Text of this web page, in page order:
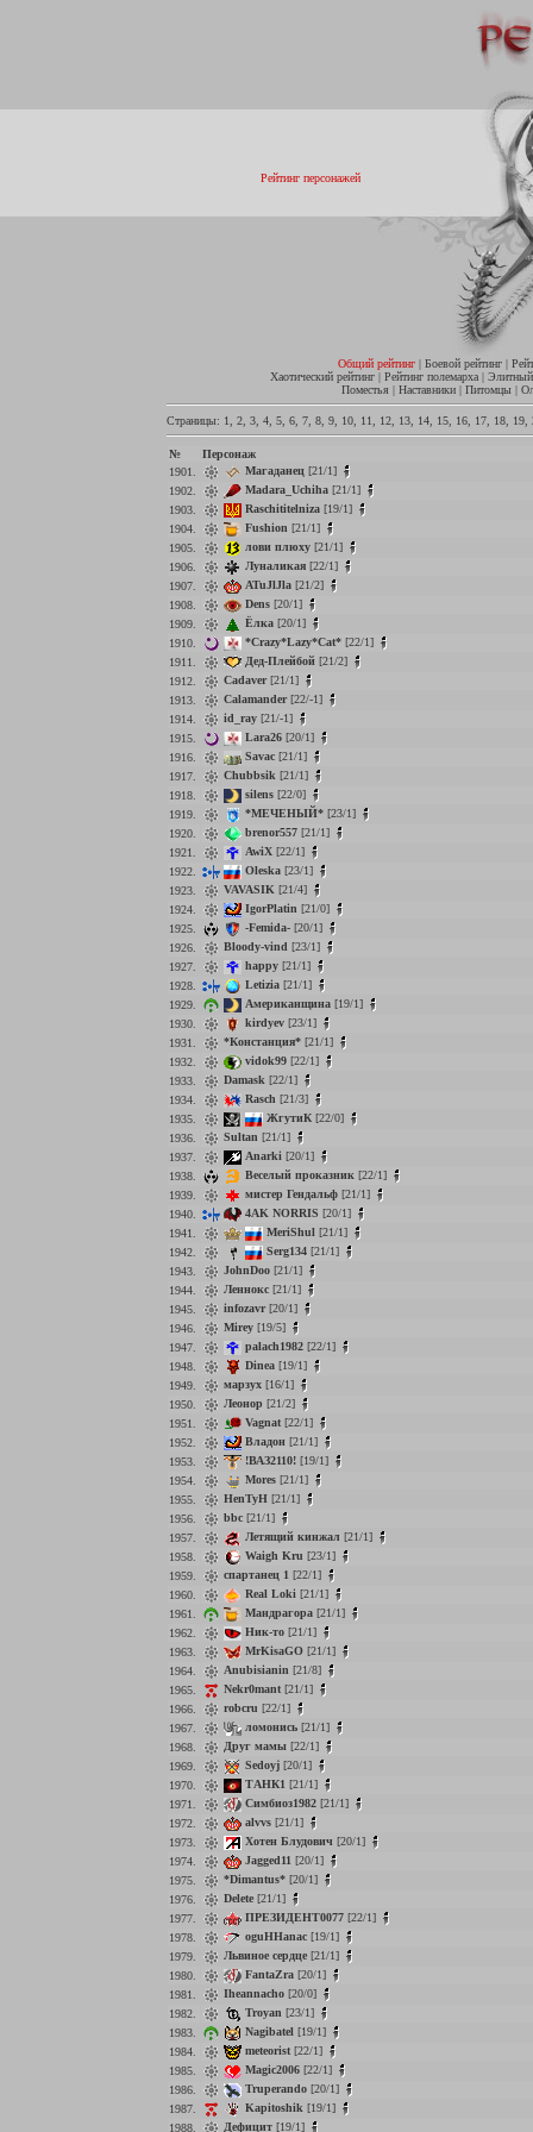
Рейтинг персонажей
Общий рейтинг| Боевой рейтинг|
Хаотический рейтинг| Рейтинг полемарха|
Поместья | Наставники | Питомцы |
Страницы: 1 2 3 4 5 6 7 8 9 10 11 12 13 14 15 16 17 18 19
№
Персонаж
1901.
Магаданец [21/1]
1902.
Madara_Uchiha [21/1]
1903.
Raschititelniza [19/1]
1904.
Fushion [21/1]
1905.
лови плюху [21/1]
1906.
Луналикая [22/1]
1907.
ATuJlJla [21/2]
1908.
Dens [20/1]
1909.
Ёлка [20/1]
1910.
*Crazy*Lazy*Cat* [22/1]
1911.
Дед-Плейбой [21/2]
1912.
Cadaver[21/1]
1913.
Calamander[22/-1]
1914.
id_ray [21/-1]
1915.
Lara26 [20/1]
1916.
Savac [21/1]
1917.
Chubbsik [21/1]
1918.
silens [22/0]
1919.
*МЕЧЕНЫЙ* [23/1]
1920.
brenor557 [21/1]
1921.
AwiX [22/1]
1922.
Oleska [23/1]
1923.
VAVASIK [21/4]
1924.
IgorPlatin [21/0]
1925.
-Femida- [20/1]
1926.
Bloody-vind [23/1]
1927.
happy [21/1]
1928.
Letizia [21/1]
1929.
Американщина [19/1]
1930.
kirdyev [23/1]
1931.
*Констанция* [21/1]
1932.
vidok99 [22/1]
1933.
Damask [22/1]
1934.
Rasch [21/3]
1935.
ЖгутиК [22/0]
1936.
Sultan [21/1]
1937.
Anarki [20/1]
1938.
Веселый проказник [22/1]
1939.
мистер Гендальф [21/1]
1940.
4AK NORRIS [20/1]
1941.
MeriShul [21/1]
1942.
Serg134 [21/1]
1943.
JohnDoo [21/1]
1944.
Леннокс [21/1]
1945.
infozavr[20/1]
1946.
Mirey [19/5]
1947.
palach1982 [22/1]
1948.
Dinea [19/1]
1949.
марзух [16/1]
1950.
Леонор [21/2]
1951.
Vagnat [22/1]
1952.
Владон [21/1]
1953.
!ВАЗ2110! [19/1]
1954.
Mores [21/1]
1955.
HenTyH [21/1]
1956.
bbc [21/1]
1957.
Летящий кинжал [21/1]
1958.
Waigh Kru [23/1]
1959.
спартанец 1 [22/1]
1960.
Real Loki [21/1]
1961.
Мандрагора [21/1]
1962.
Ник-то [21/1]
1963.
MrKisaGO [21/1]
1964.
Anubisianin [21/8]
1965.
Nekr0mant [21/1]
1966.
robcru [22/1]
1967.
ломонись [21/1]
1968.
Друг мамы [22/1]
1969.
Sedoyj [20/1]
1970.
ТАНК1 [21/1]
1971.
Симбиоз1982 [21/1]
1972.
alvvs [21/1]
1973.
Хотен Блудович [20/1]
1974.
Jagged11 [20/1]
1975.
*Dimantus* [20/1]
1976.
Delete [21/1]
1977.
ПРЕЗИДЕНТ0077 [22/1]
1978.
oguHHanac [19/1]
1979.
Львиное сердце [21/1]
1980.
FantaZra [20/1]
1981.
Iheannacho [20/0]
1982.
Troyan [23/1]
1983.
Nagibatel [19/1]
1984.
meteorist [22/1]
1985.
Magic2006 [22/1]
1986.
Truperando [20/1]
1987.
Kapitoshik [19/1]
1988.
Дефицит [19/1]